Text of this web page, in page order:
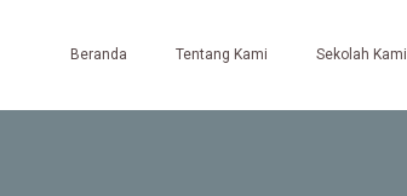
Beranda Tentang Kami Sekolah Kami